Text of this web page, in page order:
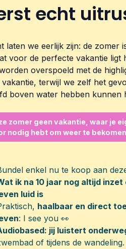
echt
laten we eerlijk zijn: de zomer
voor de perfecte vakantie ligt
overspoeld met de
terwijl we zelf het
boven water hebben kunnen
zomer geen vakantie, waar je
nodig hebt om weer te bekomen
enkel nu te koop aan
ik na 10 jaar nog altijd
luid is
haalbaar en direct
: I see you 👀
jij luistert
of tijdens de wandeling.